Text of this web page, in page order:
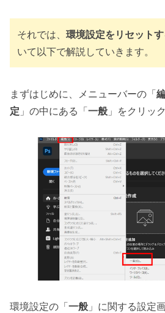
それでは、 環境設定をリセット
いて以下で解説していきます。
まずはじめに、メニューバーの「
定 」の中にある「一般 」をクリッ
環境設定の「一般 」に関する設定